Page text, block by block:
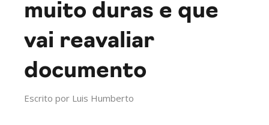
muito duras e que
vai reavaliar
documento
Escrito por Luis Humberto